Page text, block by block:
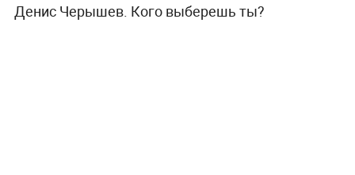
Денис Черышев. Кого выберешь ты?